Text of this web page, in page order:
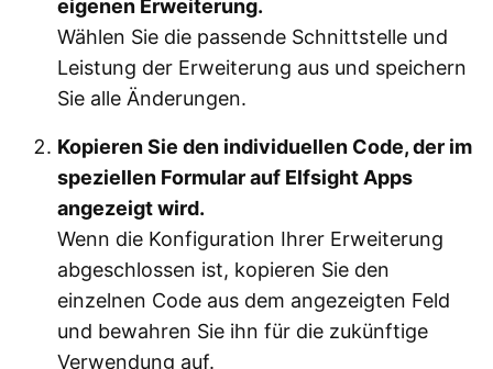
eigenen Erweiterung.
Wählen Sie die passende Schnittstelle und
Leistung der Erweiterung aus und speichern
Sie alle Änderungen.
Kopieren Sie den individuellen Code, der im
speziellen Formular auf Elfsight Apps
angezeigt wird.
Wenn die Konfiguration Ihrer Erweiterung
abgeschlossen ist, kopieren Sie den
einzelnen Code aus dem angezeigten Feld
und bewahren Sie ihn für die zukünftige
Verwendung auf.